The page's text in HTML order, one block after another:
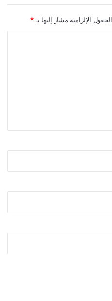
الحقول الإلزامية مشار إليها بـ*